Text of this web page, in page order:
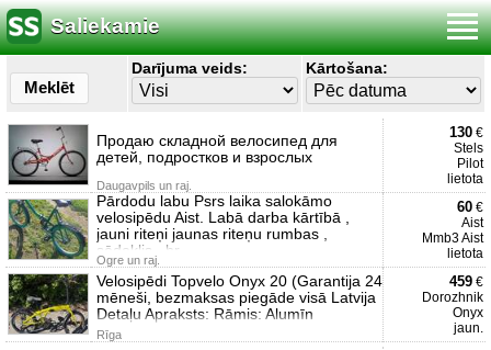
Saliekamie
Meklēt
Darījuma veids: Kārtošana:
Продаю складной велосипед для
детей, подростков и взрослых
Daugavpils un raj.
130 €
Stels
Pilot
lietota
Pārdodu labu Psrs laika salokāmo
velosipēdu Aist. Labā darba kārtībā ,
jauni riteņi jaunas riteņu rumbas ,
sēdeklis , br
Ogre un raj.
60 €
Aist
Mmb3 Aist
lietota
Velosipēdi Topvelo Onyx 20 (Garantija 24
mēneši, bezmaksas piegāde visā Latvija
Detaļu Apraksts: Rāmis: Alumīn
Rīga
459 €
Dorozhnik
Onyx
jaun.